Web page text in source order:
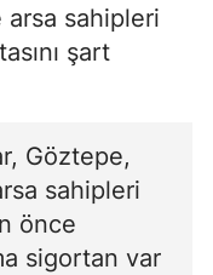
arsa sahipleri
şart
Göztepe,
sahipleri
önce
sigortan var